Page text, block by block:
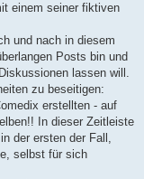
einem seiner fiktiven
und nach in diesem
Posts bin und
lassen will.
zu beseitigen:
erstellten - auf
In dieser Zeitleiste
der ersten der Fall,
selbst für sich